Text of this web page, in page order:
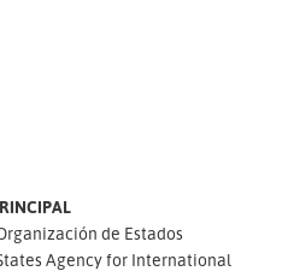
de Estados
Agency for International